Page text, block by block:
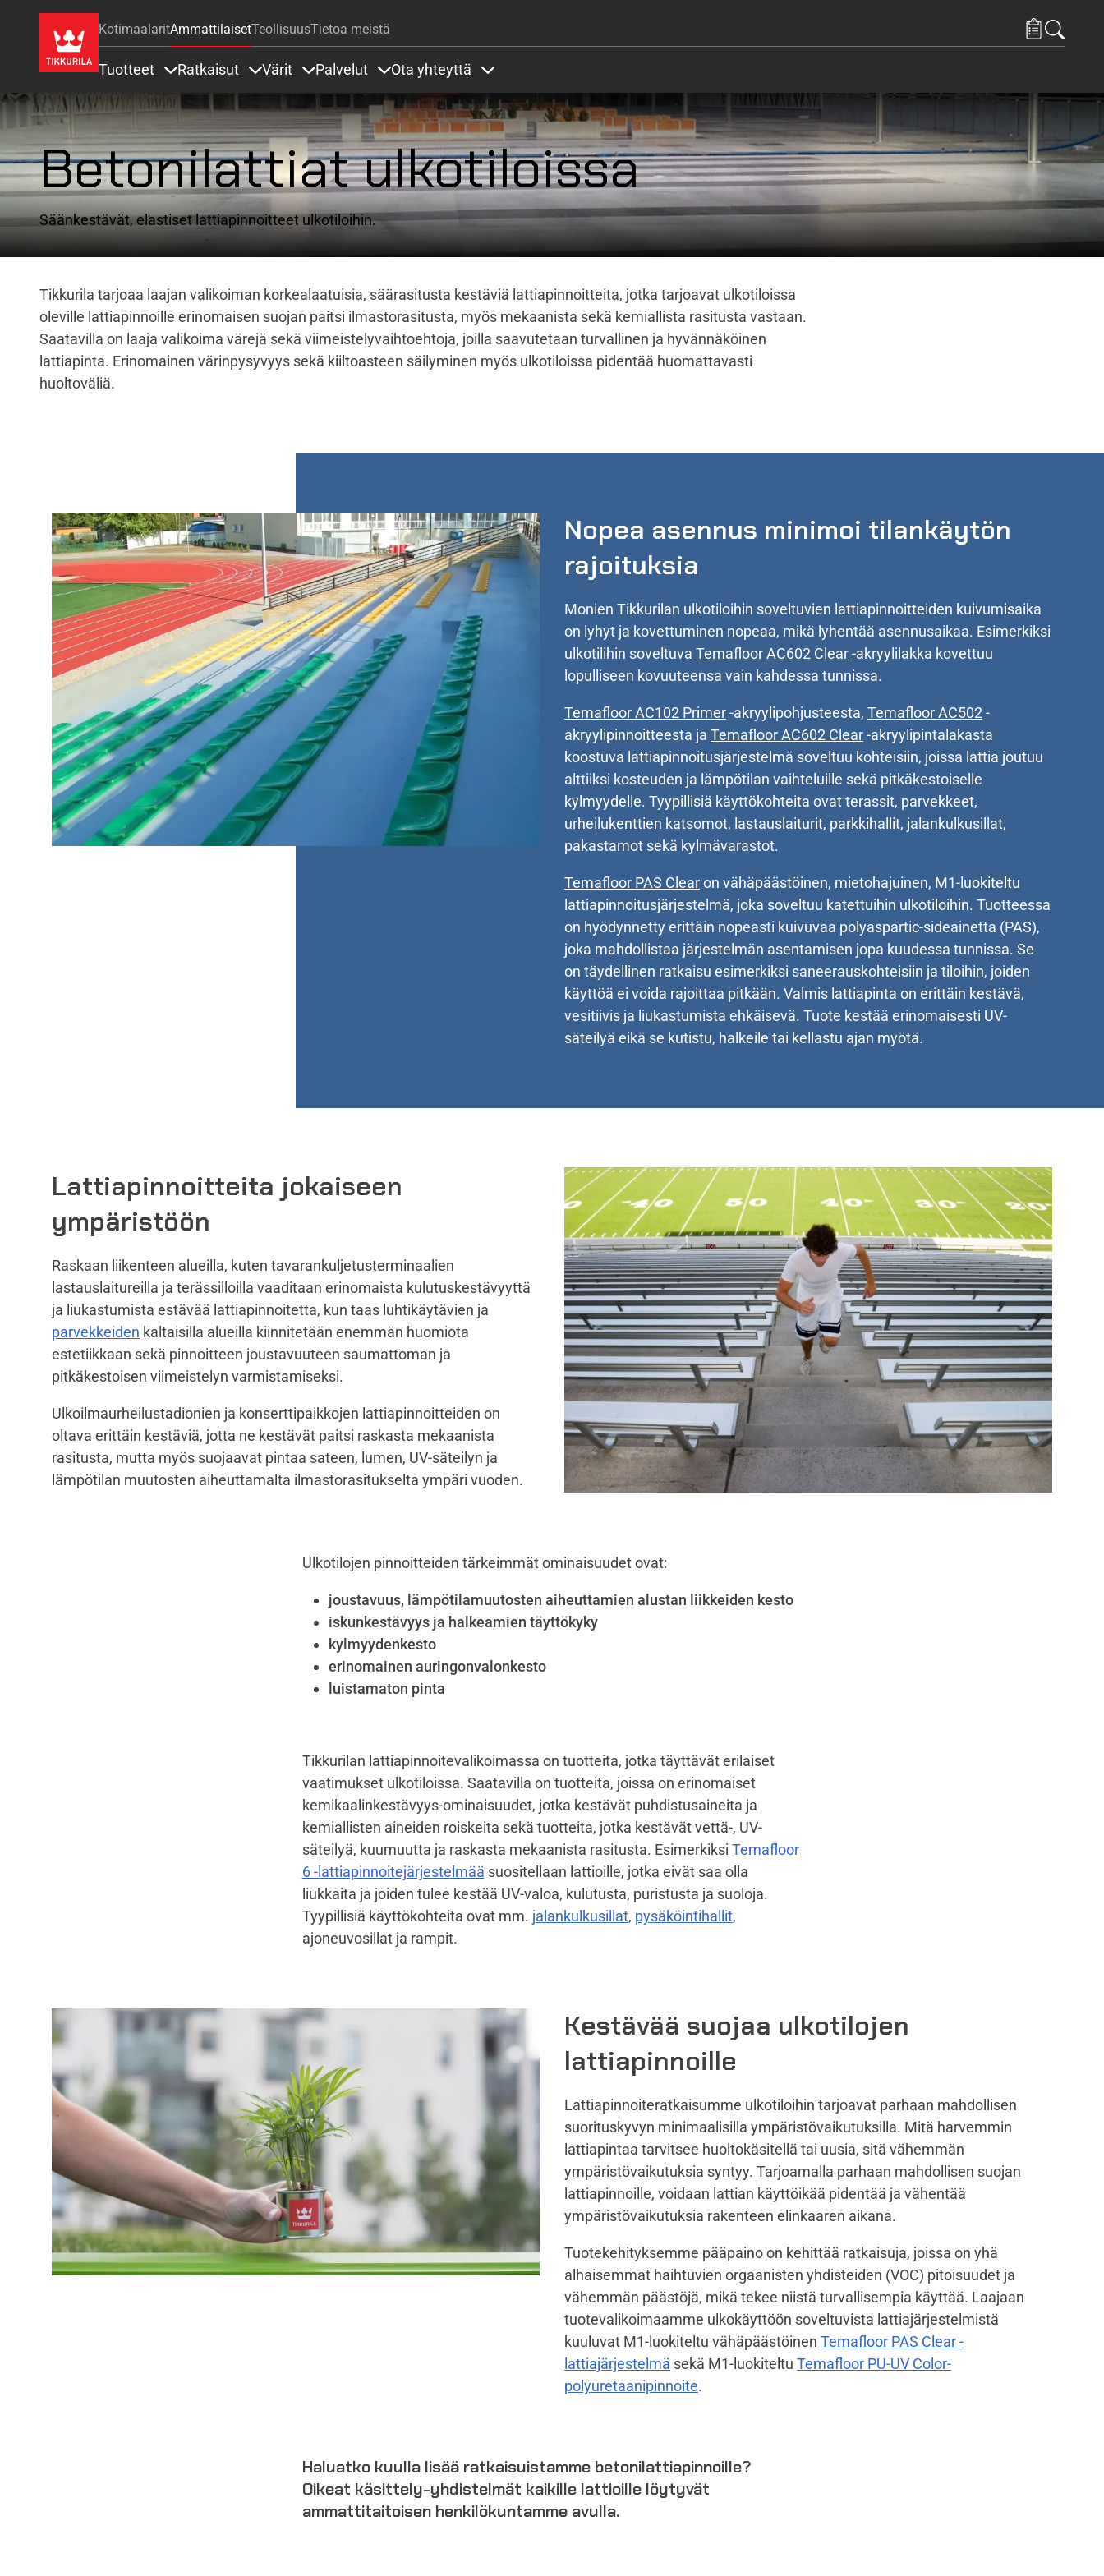
KotimaalaritAmmattilaisetTeollisuusTietoa meistä
Tuotteet Ratkaisut Värit Palvelut Ota yhteyttä
Betonilattiat ulkotiloissa
Säänkestävät, elastiset lattiapinnoitteet ulkotiloihin.
Tikkurila tarjoaa laajan valikoiman korkealaatuisia, säärasitusta kestäviä lattiapinnoitteita, jotka tarjoavat ulkotiloissa
oleville lattiapinnoille erinomaisen suojan paitsi ilmastorasitusta, myös mekaanista sekä kemiallista rasitusta vastaan.
Saatavilla on laaja valikoima värejä sekä viimeistelyvaihtoehtoja, joilla saavutetaan turvallinen ja hyvännäköinen
lattiapinta. Erinomainen värinpysyvyys sekä kiiltoasteen säilyminen myös ulkotiloissa pidentää huomattavasti
huoltoväliä.
Nopea asennus minimoi tilankäytön
rajoituksia
Monien Tikkurilan ulkotiloihin soveltuvien lattiapinnoitteiden kuivumisaika
on lyhyt ja kovettuminen nopeaa, mikä lyhentää asennusaikaa. Esimerkiksi
ulkotilihin soveltuva Temafloor AC602 Clear-akryylilakka kovettuu
lopulliseen kovuuteensa vain kahdessa tunnissa.
Temafloor AC102 Primer-akryylipohjusteesta, Temafloor AC502-
akryylipinnoitteesta ja Temafloor AC602 Clear-akryylipintalakasta
koostuva lattiapinnoitusjärjestelmä soveltuu kohteisiin, joissa lattia joutuu
alttiiksi kosteuden ja lämpötilan vaihteluille sekä pitkäkestoiselle
kylmyydelle. Tyypillisiä käyttökohteita ovat terassit, parvekkeet,
urheilukenttien katsomot, lastauslaiturit, parkkihallit, jalankulkusillat,
pakastamot sekä kylmävarastot.
Temafloor PAS Clearon vähäpäästöinen, mietohajuinen, M1-luokiteltu
lattiapinnoitusjärjestelmä, joka soveltuu katettuihin ulkotiloihin. Tuotteessa
on hyödynnetty erittäin nopeasti kuivuvaa polyaspartic-sideainetta (PAS),
joka mahdollistaa järjestelmän asentamisen jopa kuudessa tunnissa. Se
on täydellinen ratkaisu esimerkiksi saneerauskohteisiin ja tiloihin, joiden
käyttöä ei voida rajoittaa pitkään. Valmis lattiapinta on erittäin kestävä,
vesitiivis ja liukastumista ehkäisevä. Tuote kestää erinomaisesti UV-
säteilyä eikä se kutistu, halkeile tai kellastu ajan myötä.
Lattiapinnoitteita jokaiseen
ympäristöön
Raskaan liikenteen alueilla, kuten tavarankuljetusterminaalien
astauslaitureilla ja terässilloilla vaaditaan erinomaista kulutuskestävyyttä
ja liukastumista estävää lattiapinnoitetta, kun taas luhtikäytävien ja
parvekkeiden kaltaisilla alueilla kiinnitetään enemmän huomiota
estetiikkaan sekä pinnoitteen joustavuuteen saumattoman ja
pitkäkestoisen viimeistelyn varmistamiseksi.
Ulkoilmaurheilustadionien ja konserttipaikkojen lattiapinnoitteiden on
oltava erittäin kestäviä, jotta ne kestävät paitsi raskasta mekaanista
rasitusta, mutta myös suojaavat pintaa sateen, lumen, UV-säteilyn ja
lämpötilan muutosten aiheuttamalta ilmastorasitukselta ympäri vuoden.
Ulkotilojen pinnoitteiden tärkeimmät ominaisuudet ovat:
joustavuus, lämpötilamuutosten aiheuttamien alustan liikkeiden kesto
iskunkestävyys ja halkeamien täyttökyky
kylmyydenkesto
erinomainen auringonvalonkesto
luistamaton pinta
Tikkurilan lattiapinnoitevalikoimassa on tuotteita, jotka täyttävät erilaiset
vaatimukset ulkotiloissa. Saatavilla on tuotteita, joissa on erinomaiset
kemikaalinkestävyys-ominaisuudet, jotka kestävät puhdistusaineita ja
kemiallisten aineiden roiskeita sekä tuotteita, jotka kestävät vettä-, UV-
säteilyä, kuumuutta ja raskasta mekaanista rasitusta. Esimerkiksi Temafloor
6 -lattiapinnoitejärjestelmää suositellaan lattioille, jotka eivät saa olla
liukkaita ja joiden tulee kestää UV-valoa, kulutusta, puristusta ja suoloja.
Tyypillisiä käyttökohteita ovat mm. jalankulkusillat, pysäköintihallit,
ajoneuvosillat ja rampit.
Kestävää suojaa ulkotilojen
lattiapinnoille
Lattiapinnoiteratkaisumme ulkotiloihin tarjoavat parhaan mahdollisen
suorituskyvyn minimaalisilla ympäristövaikutuksilla. Mitä harvemmin
lattiapintaa tarvitsee huoltokäsitellä tai uusia, sitä vähemmän
ympäristövaikutuksia syntyy. Tarjoamalla parhaan mahdollisen suojan
lattiapinnoille, voidaan lattian käyttöikää pidentää ja vähentää
ympäristövaikutuksia rakenteen elinkaaren aikana.
Tuotekehityksemme pääpaino on kehittää ratkaisuja, joissa on yhä
alhaisemmat haihtuvien orgaanisten yhdisteiden (VOC) pitoisuudet ja
vähemmän päästöjä, mikä tekee niistä turvallisempia käyttää. Laajaan
tuotevalikoimaamme ulkokäyttöön soveltuvista lattiajärjestelmistä
kuuluvat M1-luokiteltu vähäpäästöinen Temafloor PAS Clear -
lattiajärjestelmä sekä M1-luokiteltu Temafloor PU-UV Color-
polyuretaanipinnoite.
Haluatko kuulla lisää ratkaisuistamme betonilattiapinnoille?
Oikeat käsittely-yhdistelmät kaikille lattioille löytyvät
ammattitaitoisen henkilökuntamme avulla.